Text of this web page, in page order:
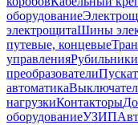
оборудование
электрощитаШины
путевые, концевые
управленияРубильники
преобразователи
автоматика
нагрузкиКонтакторы
оборудованиеУЗИП